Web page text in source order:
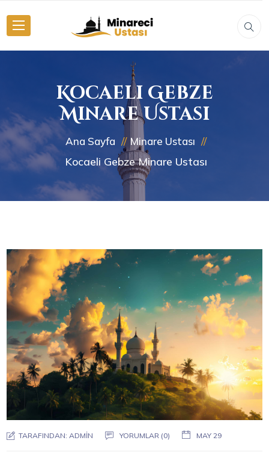
Kocaeli Gebze
Minare Ustası
Ana Sayfa Minare Ustası
Kocaeli Gebze Minare Ustası
TARAFINDAN: ADMIN YORUMLAR (0) MAY 29